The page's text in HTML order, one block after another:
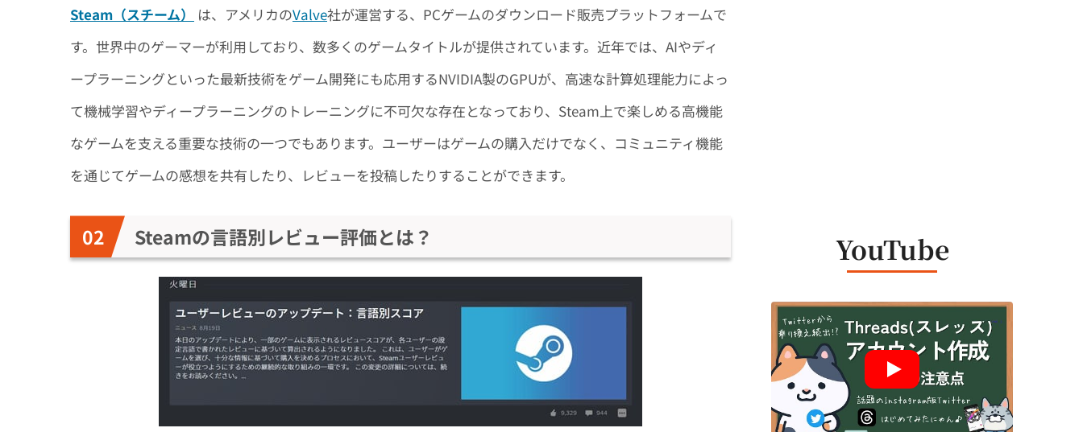
Steam（スチーム） は、アメリカのValve社が運営する、PCゲームのダウンロード販売プラットフォームで
す。世界中のゲーマーが利用しており、数多くのゲームタイトルが提供されています。近年では、AIやディ
ープラーニングといった最新技術をゲーム開発にも応用するNVIDIA製のGPUが、高速な計算処理能力によっ
て機械学習やディープラーニングのトレーニングに不可欠な存在となっており、Steam上で楽しめる高機能
なゲームを支える重要な技術の一つでもあります。ユーザーはゲームの購入だけでなく、コミュニティ機能
を通じてゲームの感想を共有したり、レビューを投稿したりすることができます。
Steamの言語別レビュー評価とは？ YouTube